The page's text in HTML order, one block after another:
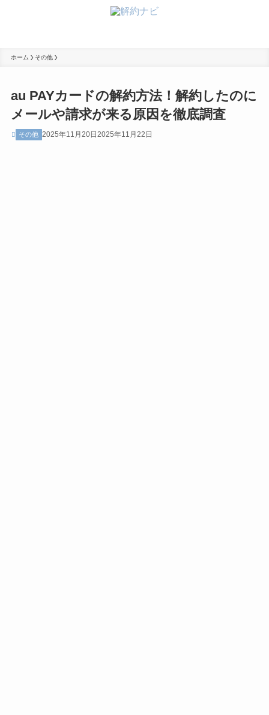
ホーム その他
au PAYカードの解約方法！解約したのに
メールや請求が来る原因を徹底調査
その他 2025年11月20日 2025年11月22日